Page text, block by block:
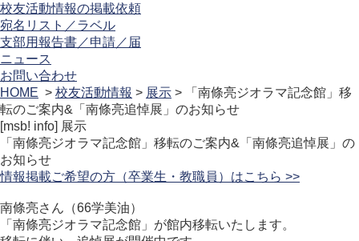
校友活動情報の掲載依頼
宛名リスト／ラベル
支部用報告書／申請／届
ニュース
お問い合わせ
HOME > 校友活動情報 > 展示 > 「南條亮ジオラマ記念館」移
転のご案内&「南條亮追悼展」のお知らせ
[msb! info] 展示
「南條亮ジオラマ記念館」移転のご案内&「南條亮追悼展」の
お知らせ
情報掲載ご希望の方（卒業生・教職員）はこちら >>
南條亮さん（66学美油）
「南條亮ジオラマ記念館」が館内移転いたします。